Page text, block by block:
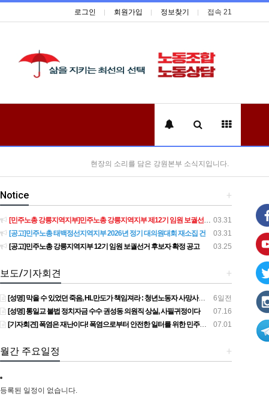
로그인 회원가입 정보찾기 접속 21
현장의 소리를 담은 강원본부 소식지입니다.
+
Notice
03.31
[민주노총 강릉지역지부]민주노총 강릉지역지부 제12기 임원 보궐선거결과 공고
03.31
[공고]민주노총 태백정선지역지부 2026년 정기 대의원대회 재소집 건
03.25
[공고]민주노총 강릉지역지부 12기 임원 보궐선거 후보자 확정 공고
+
보도/기자회견
6일전
[성명] 막을 수 있었던 죽음, HL만도가 책임져라 : 청년노동자 사망사고의 철저한 진상규명과 재발방지 대책 마련하라
07.16
[성명] 통일교 불법 정치자금 수수 권성동 의원직 상실, 사필귀정이다
07.01
[기자회견] 폭염은 재난이다! 폭염으로부터 안전한 일터를 위한 민주노총 강원지역본부 폭염감시단 선포 기자회견
+
월간 주요일정
등록된 일정이 없습니다.